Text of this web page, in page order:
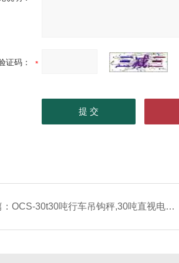
证码：
：OCS-30t30吨行车吊钩秤,30吨直视电子吊磅秤